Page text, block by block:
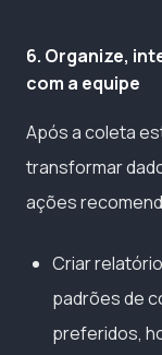
6. Organize,
com a equipe
Após a coleta
transformar
ações
Criar
padrões de
preferidos,